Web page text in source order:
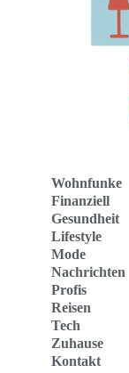
Wohnfunke
Finanziell
Gesundheit
Lifestyle
Mode
Nachrichten
Profis
Reisen
Tech
Zuhause
Kontakt